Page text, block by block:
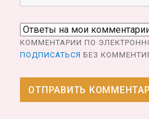
КОММЕНТАРИИ ПО
ПОДПИСАТЬСЯ БЕЗ